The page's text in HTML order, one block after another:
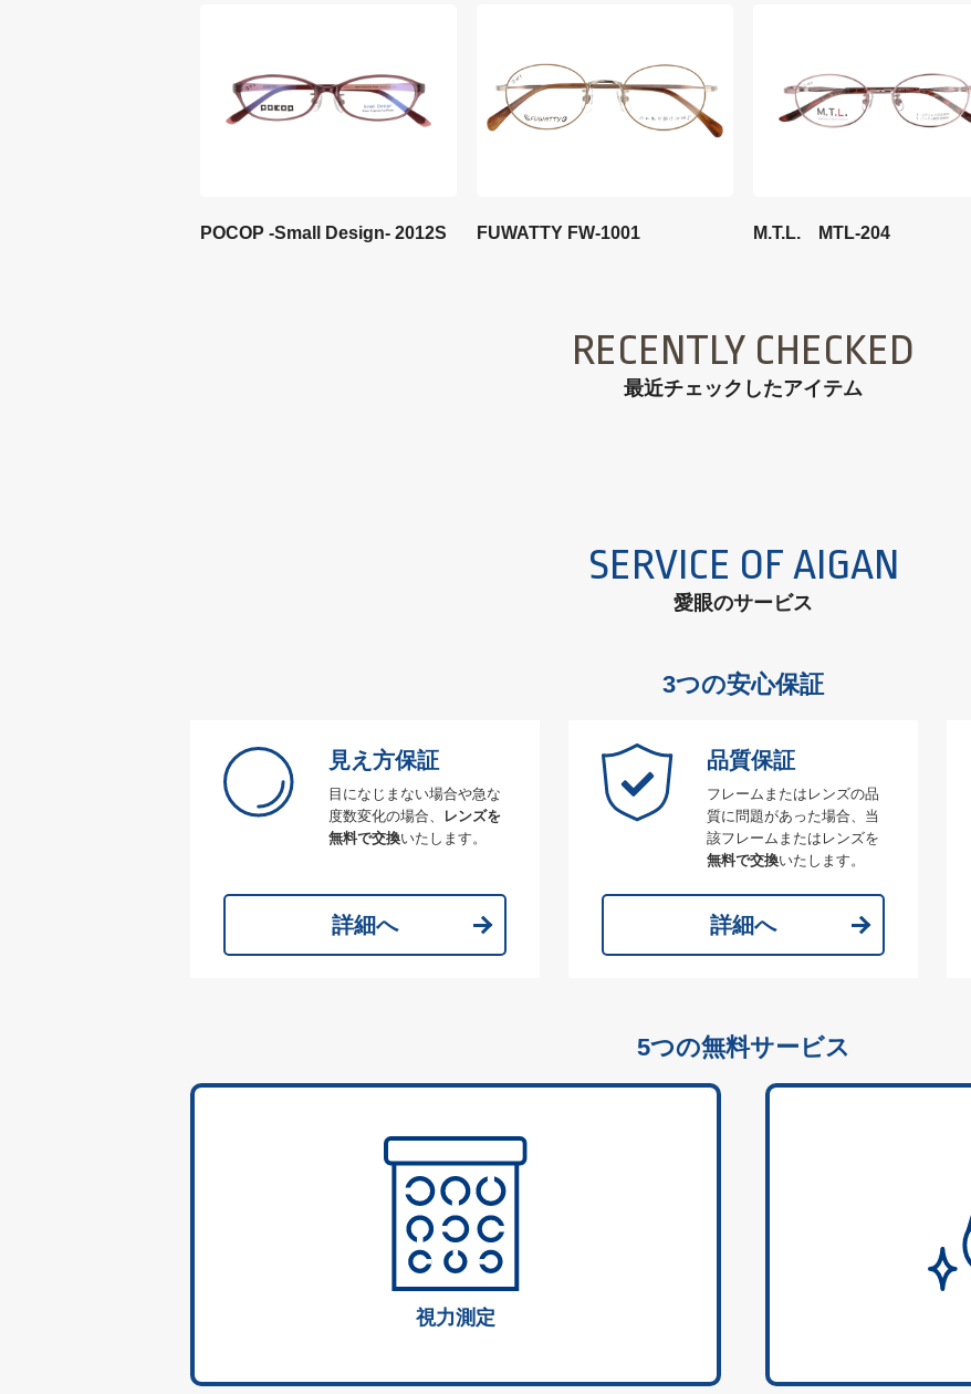
POCOP -Small Design- 2012S FUWATTY FW-1001 M.T.L. MTL-204
RECENTLY CHECKED
最近チェックしたアイテム
SERVICE OF AIGAN
愛眼のサービス
3つの安心保証
見え方保証
目になじまない場合や急な
度数変化の場合、
レンズを
無料で交換いたします。
詳細へ
品質保証
フレームまたはレンズの品
質に問題があった場合、当
該フレームまたはレンズを
無料で交換いたします。
詳細へ
5つの無料サービス
視力測定